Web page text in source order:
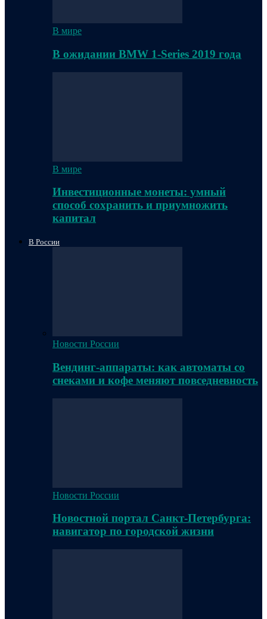
В мире
В ожидании BMW 1-Series 2019 года
В мире
Инвестиционные монеты: умный
способ сохранить и приумножить
капитал
В России
Новости России
Вендинг-аппараты: как автоматы со
снеками и кофе меняют повседневность
Новости России
Новостной портал Санкт-Петербурга:
навигатор по городской жизни